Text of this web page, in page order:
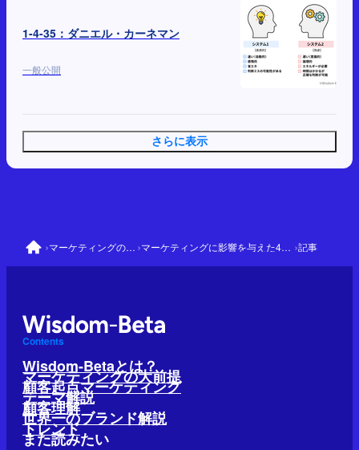
1-4-35：ダニエル・カーネマン
一般公開
さらに表示
› マーケティングの大前提 › マーケティングに影響を与えた41人と理論 ›記事
Contents
Wisdom-Betaとは？
マーケティングの大前提
顧客起点マーケティング
テーマ解説
顧客理解
世界一のブランド解説
トレンド
また読みたい